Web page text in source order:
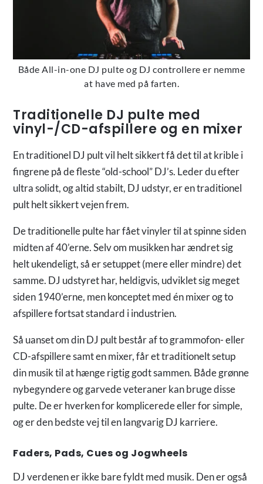
Både All-in-one DJ pulte og DJ controllere er nemme
at have med på farten.
Traditionelle DJ pulte med
vinyl-/CD-afspillere og en mixer
En traditionel DJ pult vil helt sikkert få det til at krible i
fingrene på de fleste “old-school” DJ’s. Leder du efter
ultra solidt, og altid stabilt, DJ udstyr, er en traditionel
pult helt sikkert vejen frem.
De traditionelle pulte har fået vinyler til at spinne siden
midten af 40’erne. Selv om musikken har ændret sig
helt ukendeligt, så er setuppet (mere eller mindre) det
samme. DJ udstyret har, heldigvis, udviklet sig meget
siden 1940’erne, men konceptet med én mixer og to
afspillere fortsat standard i industrien.
Så uanset om din DJ pult består af to grammofon- eller
CD-afspillere samt en mixer, får et traditionelt setup
din musik til at hænge rigtig godt sammen. Både grønne
nybegyndere og garvede veteraner kan bruge disse
pulte. De er hverken for komplicerede eller for simple,
og er den bedste vej til en langvarig DJ karriere.
Faders, Pads, Cues og Jogwheels
DJ verdenen er ikke bare fyldt med musik. Den er også